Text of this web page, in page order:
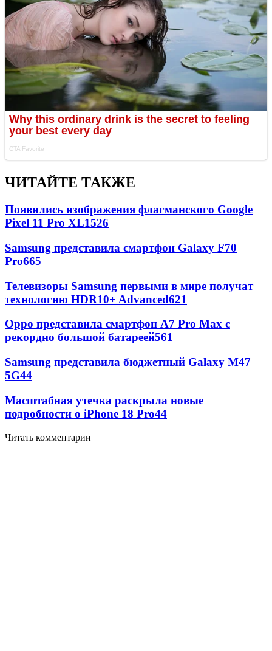
ЧИТАЙТЕ ТАКЖЕ
Появились изображения флагманского Google
Pixel 11 Pro XL1526
Samsung представила смартфон Galaxy F70
Pro665
Телевизоры Samsung первыми в мире получат
технологию HDR10+ Advanced621
Oppo представила смартфон A7 Pro Max с
рекордно большой батареей561
Samsung представила бюджетный Galaxy M47
5G44
Масштабная утечка раскрыла новые
подробности о iPhone 18 Pro44
Читать комментарии